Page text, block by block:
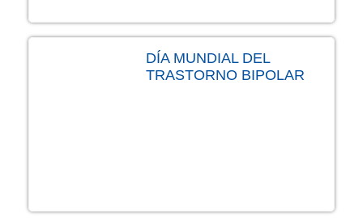
DÍA MUNDIAL DEL
TRASTORNO BIPOLAR